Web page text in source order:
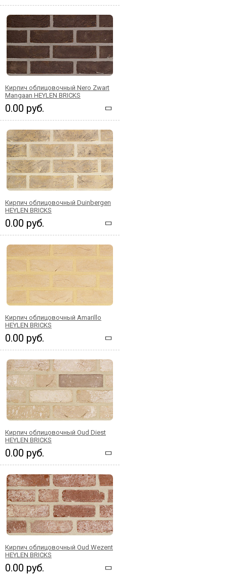
Кирпич облицовочный Nero Zwart
Mangaan HEYLEN BRICKS
0.00 руб.
Кирпич облицовочный Duinbergen
HEYLEN BRICKS
0.00 руб.
Кирпич облицовочный Amarillo
HEYLEN BRICKS
0.00 руб.
Кирпич облицовочный Oud Diest
HEYLEN BRICKS
0.00 руб.
Кирпич облицовочный Oud Wezent
HEYLEN BRICKS
0.00 руб.